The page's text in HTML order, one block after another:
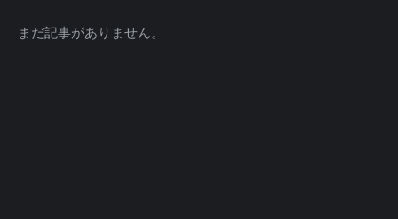
まだ記事がありません。